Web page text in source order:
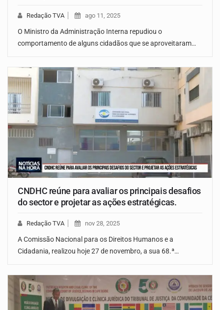
Redação TVA ago 11, 2025
O Ministro da Administração Interna repudiou o
comportamento de alguns cidadãos que se aproveitaram…
CNDHC reúne para avaliar os principais desafios
do sector e projetar as ações estratégicas.
Redação TVA nov 28, 2025
A Comissão Nacional para os Direitos Humanos e a
Cidadania, realizou hoje 27 de novembro, a sua 68.ª…